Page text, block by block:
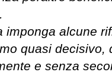
imponga alcune
quasi decisivo,
e senza